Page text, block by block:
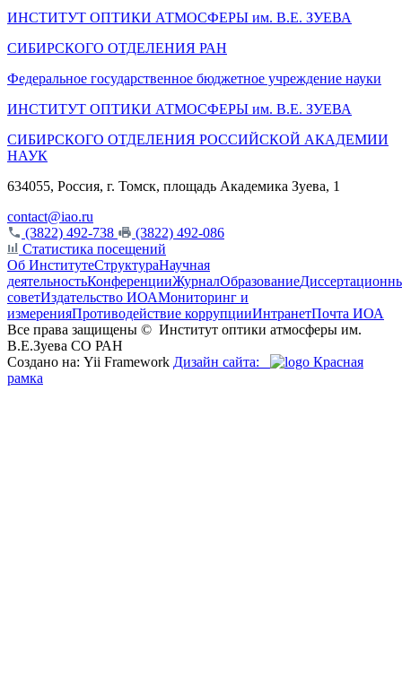
ИНСТИТУТ ОПТИКИ АТМОСФЕРЫ им. В.Е. ЗУЕВА
СИБИРСКОГО ОТДЕЛЕНИЯ РАН
Федеральное государственное бюджетное учреждение науки
ИНСТИТУТ ОПТИКИ АТМОСФЕРЫ им. В.Е. ЗУЕВА
СИБИРСКОГО ОТДЕЛЕНИЯ РОССИЙСКОЙ АКАДЕМИИ
НАУК
634055, Россия, г. Томск, площадь Академика Зуева, 1
contact@iao.ru
(3822) 492-738
(3822) 492-086
Статистика посещений
Об ИнститутеСтруктураНаучная
деятельностьКонференцииЖурналОбразование
советИздательство ИОАМониторинг и
измеренияПротиводействие коррупцииИнтранетПочта ИОА
Все права защищены © Институт оптики атмосферы им.
В.Е.Зуева СО РАН
Создано на: Yii Framework Дизайн сайта:
Красная
рамка